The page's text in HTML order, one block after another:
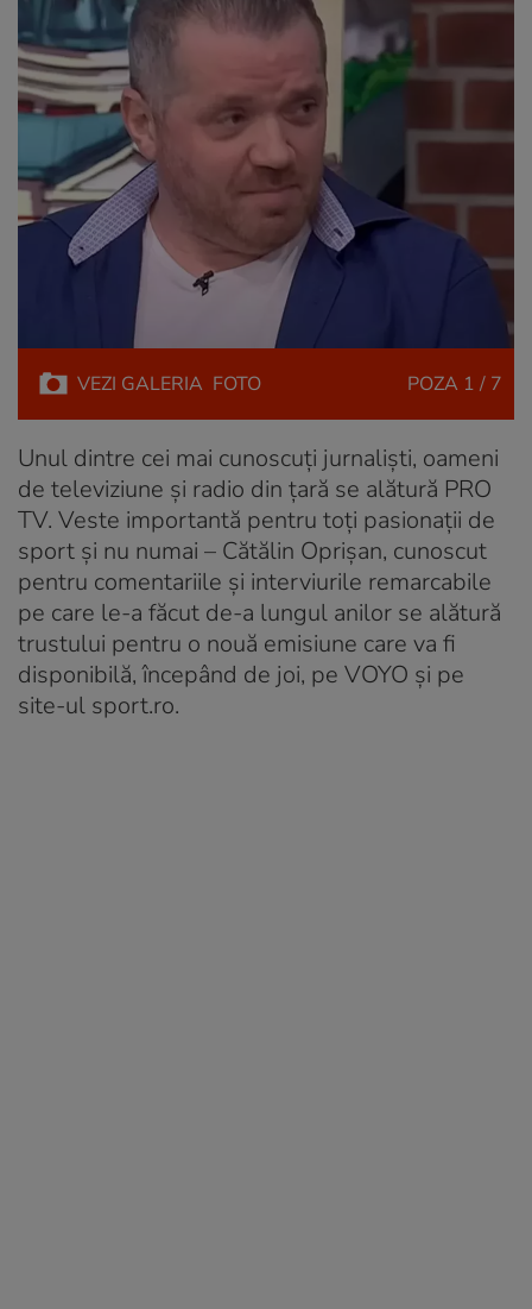
VEZI GALERIA FOTO POZA 1 / 7
Unul dintre cei mai cunoscuți jurnaliști, oameni
de televiziune și radio din țară se alătură PRO
TV. Veste importantă pentru toți pasionații de
sport și nu numai – Cătălin Oprișan, cunoscut
pentru comentariile și interviurile remarcabile
pe care le-a făcut de-a lungul anilor se alătură
trustului pentru o nouă emisiune care va fi
disponibilă, începând de joi, pe VOYO și pe
site-ul sport.ro.